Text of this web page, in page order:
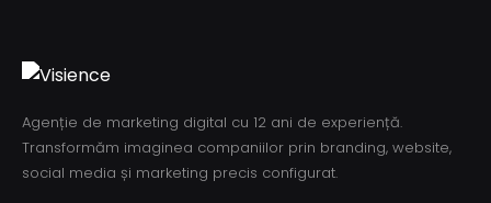
Agenție de marketing digital cu 12 ani de experiență.
Transformăm imaginea companiilor prin branding, website,
social media și marketing precis configurat.